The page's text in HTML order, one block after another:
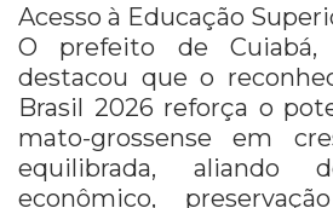
Acesso à Educação
O prefeito de Cuiabá,
destacou que o
Brasil 2026 reforça o
mato-grossense em
equilibrada, aliando
econômico,